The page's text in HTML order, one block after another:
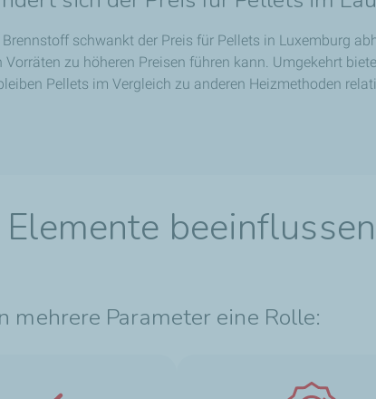
Brennstoff schwankt der Preis für Pellets in Luxemburg
Vorräten zu höheren Preisen führen kann. Umgekehrt
Pellets im Vergleich zu anderen Heizmethoden
mehrere Parameter eine Rolle: